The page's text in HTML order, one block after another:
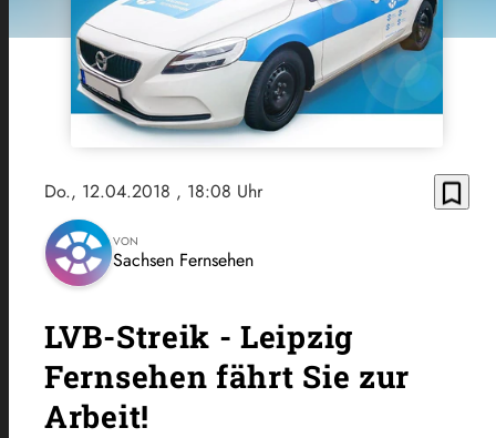
Do., 12.04.2018 , 18:08 Uhr bookmark_border
VON
Sachsen Fernsehen
LVB-Streik - Leipzig
Fernsehen fährt Sie zur
Arbeit!